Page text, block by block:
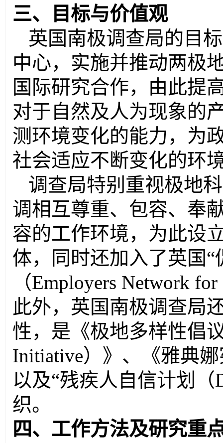
三、目标与价值观
英国南极调查局的目
中心，实施并推动两极
国际研究合作，由此提
对于自然及人为现象的
测环境变化的能力，为
社会适应不断变化的环
调查局特别重视极地
调相互尊重、包容、奉
容的工作环境，为此设
体，同时还加入了英国
（Employers Network
此外，英国南极调查局
性，是《极地多样性倡
Initiative）》、《雅典
以及“残疾人自信计划（
织。
四、工作方法及研究重